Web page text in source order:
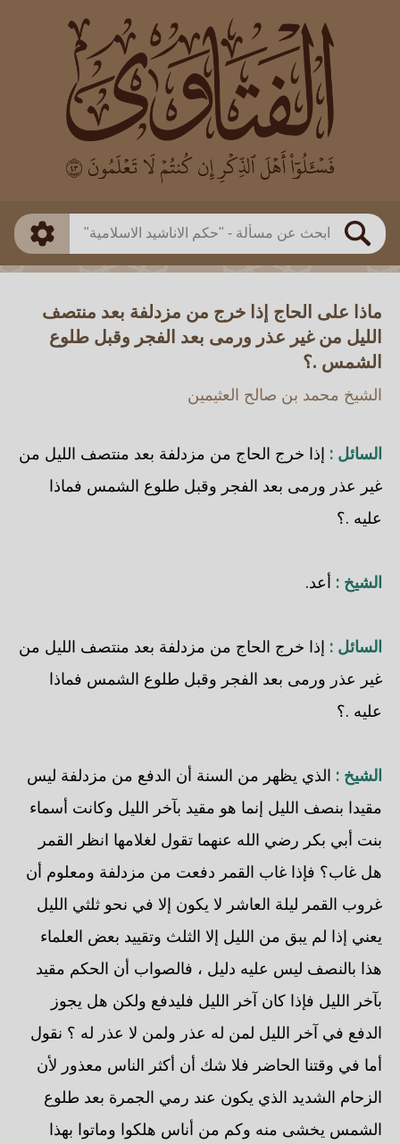
بحث
العالم
بن باز
بن العثيمين
اللجنة الدائمة
طريقة البحث
ذكي
ماذا على الحاج إذا خرج من مزدلفة بعد منتصف
الليل من غير عذر ورمى بعد الفجر وقبل طلوع
الشمس .؟
الشيخ محمد بن صالح العثيمين
السائل : إذا خرج الحاج من مزدلفة بعد منتصف الليل من
غير عذر ورمى بعد الفجر وقبل طلوع الشمس فماذا
عليه .؟
الشيخ : أعد.
السائل : إذا خرج الحاج من مزدلفة بعد منتصف الليل من
غير عذر ورمى بعد الفجر وقبل طلوع الشمس فماذا
عليه .؟
الشيخ : الذي يظهر من السنة أن الدفع من مزدلفة ليس
مقيدا بنصف الليل إنما هو مقيد بآخر الليل وكانت أسماء
بنت أبي بكر رضي الله عنهما تقول لغلامها انظر القمر
هل غاب؟ فإذا غاب القمر دفعت من مزدلفة ومعلوم أن
غروب القمر ليلة العاشر لا يكون إلا في نحو ثلثي الليل
يعني إذا لم يبق من الليل إلا الثلث وتقييد بعض العلماء
هذا بالنصف ليس عليه دليل ، فالصواب أن الحكم مقيد
بآخر الليل فإذا كان آخر الليل فليدفع ولكن هل يجوز
الدفع في آخر الليل لمن له عذر ولمن لا عذر له ؟ نقول
أما في وقتنا الحاضر فلا شك أن أكثر الناس معذور لأن
الزحام الشديد الذي يكون عند رمي الجمرة بعد طلوع
الشمس يخشى منه وكم من أناس هلكوا وماتوا بهذا